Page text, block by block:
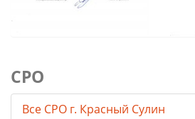
СРО
Все СРО г. Красный Сулин